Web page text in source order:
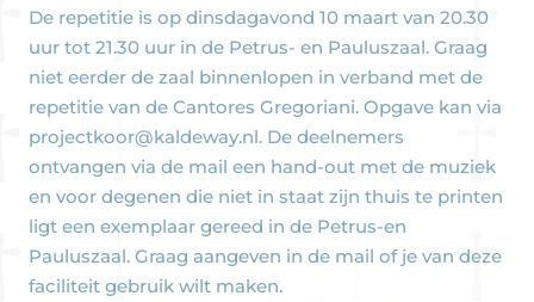
De repetitie is op dinsdagavond 10 maart van 20.30
uur tot 21.30 uur in de Petrus- en Pauluszaal. Graag
niet eerder de zaal binnenlopen in verband met de
repetitie van de Cantores Gregoriani. Opgave kan via
projectkoor@kaldeway.nl. De deelnemers
ontvangen via de mail een hand-out met de muziek
en voor degenen die niet in staat zijn thuis te printen
ligt een exemplaar gereed in de Petrus-en
Pauluszaal. Graag aangeven in de mail of je van deze
faciliteit gebruik wilt maken.